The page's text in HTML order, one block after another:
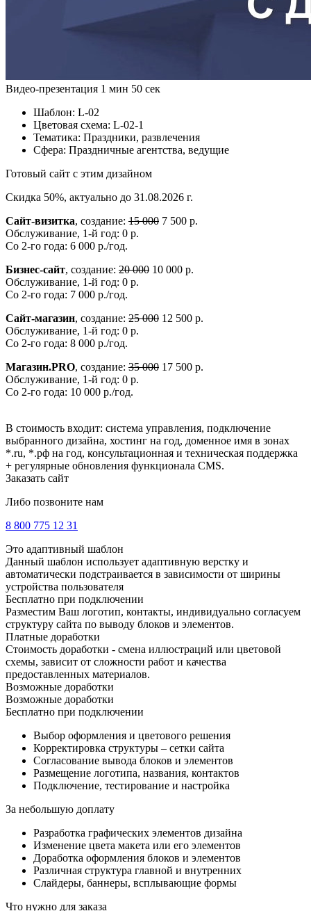
Видео-презентация 1 мин 50 сек
Шаблон: L-02
Цветовая схема: L-02-1
Тематика: Праздники, развлечения
Сфера: Праздничные агентства, ведущие
Готовый сайт с этим дизайном
Скидка 50%, актуально до 31.08.2026 г.
Сайт-визитка, создание: 15 000 7 500 р.
Обслуживание, 1-й год: 0 р.
Со 2-го года: 6 000 р./год.
Бизнес-сайт, создание: 20 000 10 000 р.
Обслуживание, 1-й год: 0 р.
Со 2-го года: 7 000 р./год.
Сайт-магазин, создание: 25 000 12 500 р.
Обслуживание, 1-й год: 0 р.
Со 2-го года: 8 000 р./год.
Магазин.PRO, создание: 35 000 17 500 р.
Обслуживание, 1-й год: 0 р.
Со 2-го года: 10 000 р./год.
В стоимость входит: система управления, подключение
выбранного дизайна, хостинг на год, доменное имя в зонах
*.ru, *.рф на год, консультационная и техническая поддержка
+ регулярные обновления функционала CMS.
Заказать сайт
Либо позвоните нам
8 800 775 12 31
Это адаптивный шаблон
Данный шаблон использует адаптивную верстку и
автоматически подстраивается в зависимости от ширины
устройства пользователя
Бесплатно при подключении
Разместим Ваш логотип, контакты, индивидуально согласуем
структуру сайта по выводу блоков и элементов.
Платные доработки
Стоимость доработки - смена иллюстраций или цветовой
схемы, зависит от сложности работ и качества
предоставленных материалов.
Возможные доработки
Возможные доработки
Бесплатно при подключении
Выбор оформления и цветового решения
Корректировка структуры – сетки сайта
Согласование вывода блоков и элементов
Размещение логотипа, названия, контактов
Подключение, тестирование и настройка
За небольшую доплату
Разработка графических элементов дизайна
Изменение цвета макета или его элементов
Доработка оформления блоков и элементов
Различная структура главной и внутренних
Слайдеры, баннеры, всплывающие формы
Что нужно для заказа